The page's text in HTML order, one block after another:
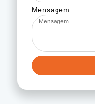
Mensagem